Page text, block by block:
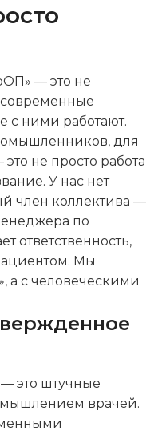
— это не
с ними работают.
для
не просто работа
У нас нет
член коллектива —
по
ответственность,
Мы
а с человеческими
это штучные
врачей.